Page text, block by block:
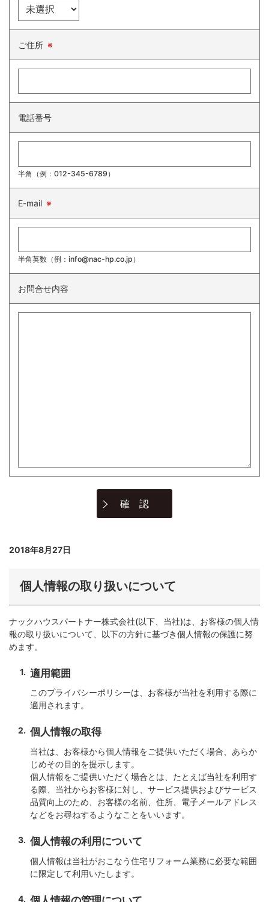
ご住所 ※
電話番号
半角（例：012-345-6789）
E-mail ※
半角英数（例：info@nac-hp.co.jp）
お問合せ内容
2018年8月27日
個人情報の取り扱いについて
ナックハウスパートナー株式会社(以下、当社)は、お客様の個人情
報の取り扱いについて、以下の方針に基づき個人情報の保護に努
めます。
適用範囲
このプライバシーポリシーは、お客様が当社を利用する際に
適用されます。
個人情報の取得
当社は、お客様から個人情報をご提供いただく場合、あらか
じめその目的を提示します。
個人情報をご提供いただく場合とは、たとえば当社を利用す
る際、当社からお客様に対し、サービス提供およびサービス
品質向上のため、お客様の名前、住所、電子メールアドレス
などをお尋ねするようなことをいいます。
個人情報の利用について
個人情報は当社がおこなう住宅リフォーム業務に必要な範囲
に限定して利用いたします。